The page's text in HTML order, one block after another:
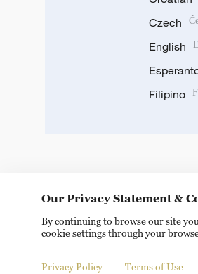
Czech
English
Filipino
Copyright © 2024 CGTN. 京ICP
Our Privacy Statement &
By continuing to browse our site
cookie settings through your
Privacy Policy Terms of Use